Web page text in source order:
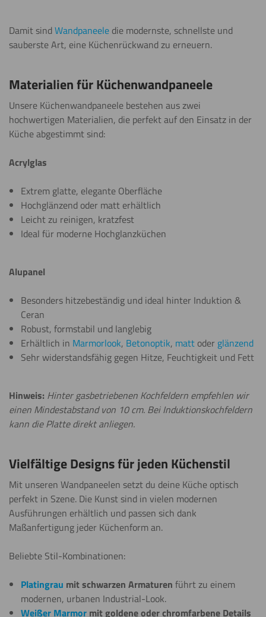
Damit sindWandpaneele die modernste, schnellste und
sauberste Art, eine Küchenrückwand zu erneuern.
Materialien für Küchenwandpaneele
Unsere Küchenwandpaneele bestehen aus zwei
hochwertigen Materialien, die perfekt auf den Einsatz in der
Küche abgestimmt sind:
Acrylglas
Extrem glatte, elegante Oberfläche
Hochglänzend oder matt erhältlich
Leicht zu reinigen, kratzfest
Ideal für moderne Hochglanzküchen
Alupanel
Besonders hitzebeständig und ideal hinter Induktion &
Ceran
Robust, formstabil und langlebig
Erhältlich in Marmorlook, Betonoptik, matt oder glänzend
Sehr widerstandsfähig gegen Hitze, Feuchtigkeit und Fett
Hinweis: Hinter gasbetriebenen Kochfeldern empfehlen wir
einen Mindestabstand von 10 cm. Bei Induktionskochfeldern
kann die Platte direkt anliegen.
Vielfältige Designs für jeden Küchenstil
Mit unseren Wandpaneelen setzt du deine Küche optisch
perfekt in Szene. Die Kunst sind in vielen modernen
Ausführungen erhältlich und passen sich dank
Maßanfertigung jeder Küchenform an.
Beliebte Stil-Kombinationen:
Platingrau mit schwarzen Armaturen führt zu einem
modernen, urbanen Industrial-Look.
Weißer Marmor mit goldene oder chromfarbene Details